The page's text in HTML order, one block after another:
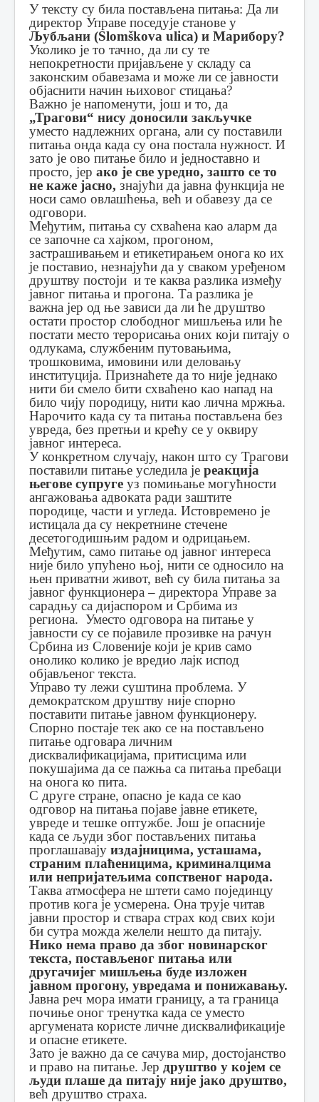
У тексту су била постављена питања: Да ли
директор Управе поседује станове у
Љубљани (Slomškova ulica) и Марибору?
Уколико је то тачно, да ли су те
непокретности пријављене у складу са
законским обавезама и може ли се јавности
објаснити начин њиховог стицања?
Важно је напоменути, још и то, да
„Трагови“ нису доносили закључке
уместо надлежних органа, али су поставили
питања онда када су она постала нужност. И
зато је ово питање било и једноставно и
просто, јер ако је све уредно, зашто се то
не каже јасно, знајући да јавна функција не
носи само овлашћења, већ и обавезу да се
одговори.
Међутим, питања су схваћена као аларм да
се започне са хајком, прогоном,
застрашивањем и етикетирањем онога ко их
је поставио, незнајући да у сваком уређеном
друштву постоји и те каква разлика између
јавног питања и прогона. Та разлика је
важна јер од ње зависи да ли ће друштво
остати простор слободног мишљења или ће
постати место терорисања оних који питају о
одлукама, службеним путовањима,
трошковима, имовини или деловању
институција. Признаћете да то није једнако
нити би смело бити схваћено као напад на
било чију породицу, нити као лична мржња.
Нарочито када су та питања постављена без
увреда, без претњи и крећу се у оквиру
јавног интереса.
У конкретном случају, након што су Трагови
поставили питање уследила је реакција
његове супруге уз помињање могућности
ангажовања адвоката ради заштите
породице, части и угледа. Истовремено је
истицала да су некретнине стечене
десетогодишњим радом и одрицањем.
Међутим, само питање од јавног интереса
није било упућено њој, нити се односило на
њен приватни живот, већ су била питања за
јавног функционера – директора Управе за
сарадњу са дијаспором и Србима из
региона. Уместо одговора на питање у
јавности су се појавиле прозивке на рачун
Србина из Словеније који је крив само
онолико колико је вредио лајк испод
објављеног текста.
Управо ту лежи суштина проблема. У
демократском друштву није спорно
поставити питање јавном функционеру.
Спорно постаје тек ако се на постављено
питање одговара личним
дисквалификацијама, притисцима или
покушајима да се пажња са питања пребаци
на онога ко пита.
С друге стране, опасно је када се као
одговор на питања појаве јавне етикете,
увреде и тешке оптужбе. Још је опасније
када се људи због постављених питања
проглашавају издајницима, усташама,
страним плаћеницима, криминалцима
или непријатељима сопственог народа.
Таква атмосфера не штети само појединцу
против кога је усмерена. Она трује читав
јавни простор и ствара страх код свих који
би сутра можда желели нешто да питају.
Нико нема право да због новинарског
текста, постављеног питања или
другачијег мишљења буде изложен
јавном прогону, увредама и понижавању.
Јавна реч мора имати границу, а та граница
почиње оног тренутка када се уместо
аргумената користе личне дисквалификације
и опасне етикете.
Зато је важно да се сачува мир, достојанство
и право на питање. Јер друштво у којем се
људи плаше да питају није јако друштво,
већ друштво страха.